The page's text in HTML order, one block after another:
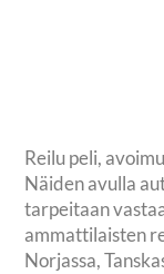
Reilu peli,
Näiden avulla
tarpeitaan
ammattilaisten
Norjassa,